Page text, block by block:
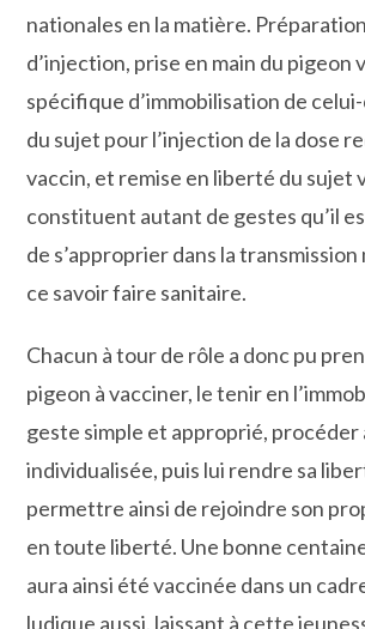
nationales en la matière.
d’injection, prise en main du pigeon
spécifique d’immobilisation de
du sujet pour l’injection de la dose
vaccin, et remise en liberté du sujet
constituent autant de gestes qu’il
de s’approprier dans la
ce savoir faire sanitaire.
Chacun à tour de rôle a donc pu
pigeon à vacciner, le tenir en
geste simple et approprié, procéder
individualisée, puis lui rendre sa
permettre ainsi de rejoindre son
en toute liberté. Une bonne
aura ainsi été vaccinée dans un
ludique aussi, laissant à cette